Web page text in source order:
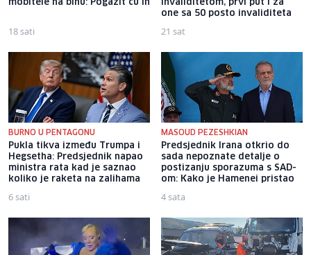
mobitele na binu: Pogazit ću ih
18 sati
invaliditetom, prvi put i za
one sa 50 posto invaliditeta
21 sat
BURNO U PENTAGONU
Pukla tikva između Trumpa i
Hegsetha: Predsjednik napao
ministra rata kad je saznao
koliko je raketa na zalihama
6 sati
MASOUD PEZESHKIAN
Predsjednik Irana otkrio do
sada nepoznate detalje o
postizanju sporazuma s SAD-
om: Kako je Hamenei pristao
4 sata